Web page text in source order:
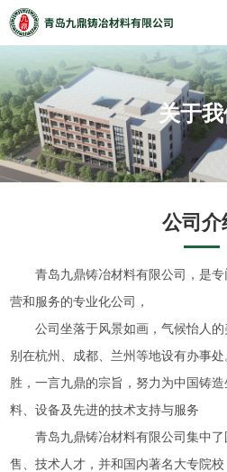
关于
公司介
青岛九鼎铸冶材料有限公司，是
营和服务的专业化公司，
公司坐落于风景如画，气候怡人
别在杭州、成都、兰州等地设有办事
胜，一言九鼎的宗旨，努力为中国铸
料、设备及先进的技术支持与服务
青岛九鼎铸冶材料有限公司集中
售、技术人才，并和国内著名大专院